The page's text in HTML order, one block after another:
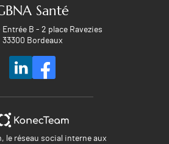
Santé
Entrée B - 2 place Ravezies
33300 Bordeaux
le réseau social interne aux